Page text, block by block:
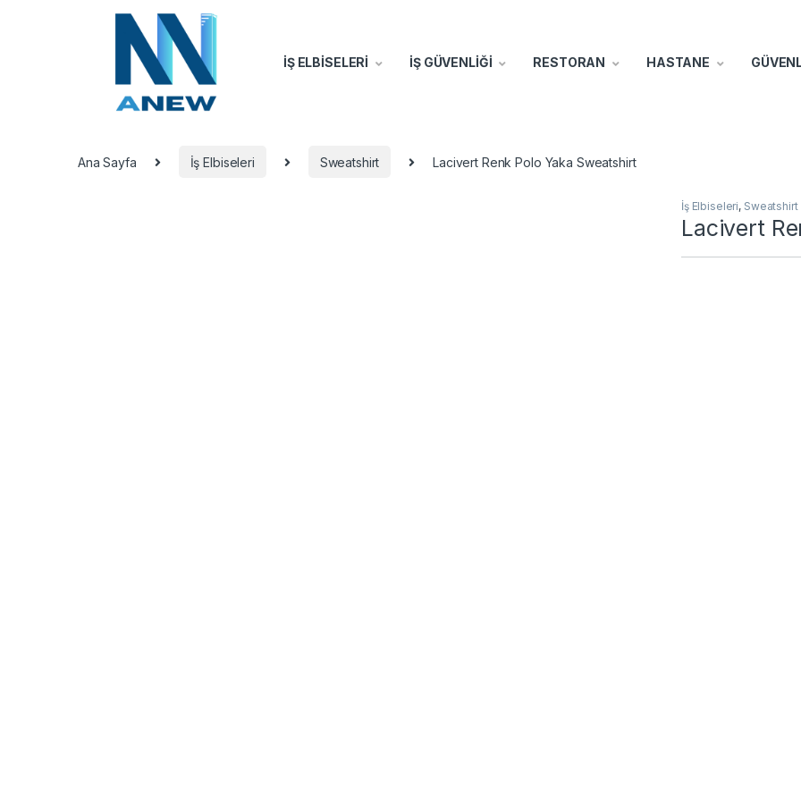
İŞ ELBİSELERİ İŞ GÜVENLİĞİ RESTORAN HASTANE
Ana Sayfa İş Elbiseleri Sweatshirt Lacivert Renk Polo Yaka Sweatshirt
İş Elbiseleri, Sweatshirt
Lacivert